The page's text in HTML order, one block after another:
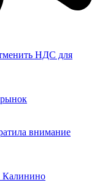
НДС для
рынок
внимание
Калинино